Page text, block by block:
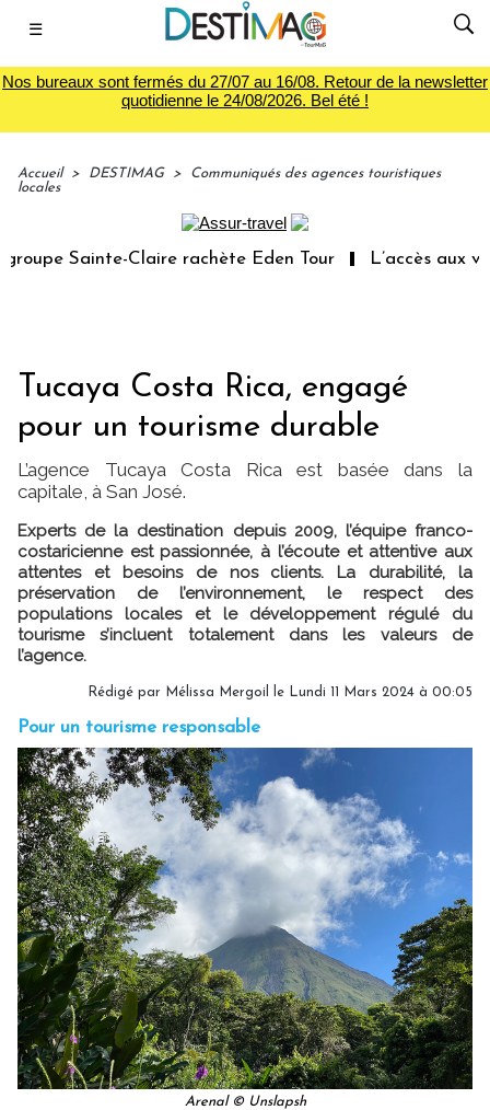
☰
Nos bureaux sont fermés du 27/07 au 16/08. Retour de la newsletter
quotidienne le 24/08/2026. Bel été !
Accueil > DESTIMAG >
Communiqués des agences touristiques
locales
Sainte-Claire rachète Eden Tour L’accès aux
Tucaya Costa Rica, engagé
pour un tourisme durable
L’agence Tucaya Costa Rica est basée dans la
capitale, à San José.
Experts de la destination depuis 2009, l’équipe franco-
costaricienne est passionnée, à l’écoute et attentive aux
attentes et besoins de nos clients. La durabilité, la
préservation de l’environnement, le respect des
populations locales et le développement régulé du
tourisme s’incluent totalement dans les valeurs de
l’agence.
Rédigé par Mélissa Mergoil le Lundi 11 Mars 2024 à 00:05
Pour un tourisme responsable
Arenal © Unslapsh